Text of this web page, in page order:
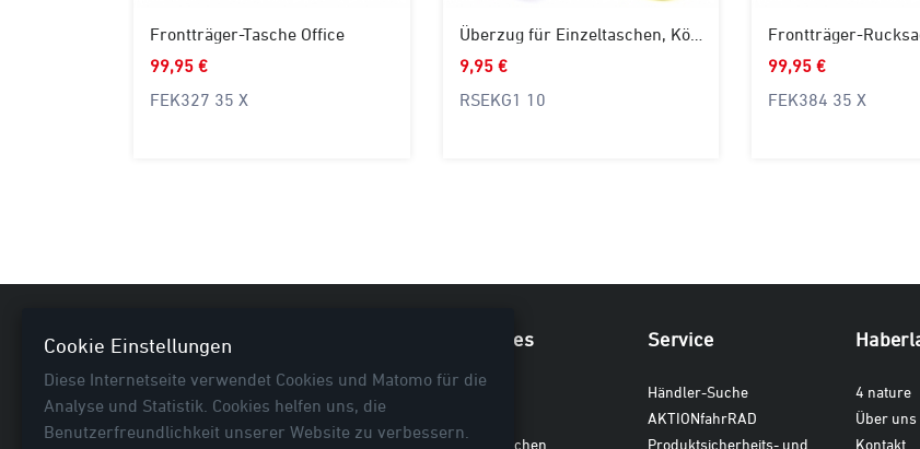
Frontträger-Tasche Office
99,95 €
FEK327 35 X
Überzug für Einzeltaschen, Körbe
9,95 €
RSEKG1 10
99,95 €
FEK384 35 X
Nützliches
Neuheiten
Fahrradtaschen
Service
Händler-Suche
AKTIONfahrRAD
Produktsicherheits- und
4 nature
Über uns
Kontakt
Cookie Einstellungen
Diese Internetseite verwendet Cookies und Matomo für die
Analyse und Statistik. Cookies helfen uns, die
Benutzerfreundlichkeit unserer Website zu verbessern.